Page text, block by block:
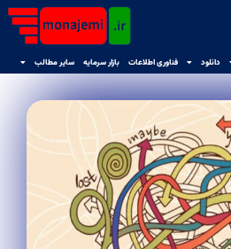
دانلود فناوری اطلاعات بازار سرمایه سایر مطالب